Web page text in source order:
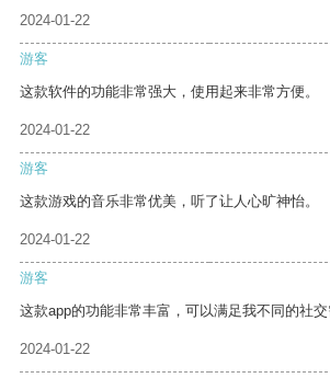
2024-01-22
游客
这款软件的功能非常强大，使用起来非常方便。
2024-01-22
游客
这款游戏的音乐非常优美，听了让人心旷神怡。
2024-01-22
游客
这款app的功能非常丰富，可以满足我不同的社交
2024-01-22